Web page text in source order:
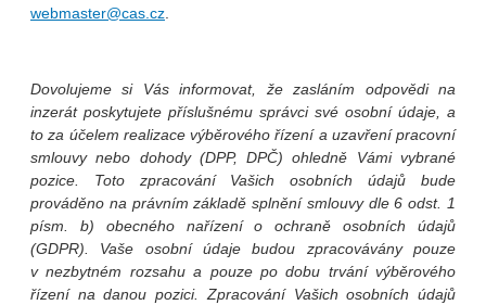
webmaster@cas.cz.
Dovolujeme si Vás informovat, že zasláním odpovědi na
inzerát poskytujete příslušnému správci své osobní údaje, a
to za účelem realizace výběrového řízení a uzavření pracovní
smlouvy nebo dohody (DPP, DPČ) ohledně Vámi vybrané
pozice. Toto zpracování Vašich osobních údajů bude
prováděno na právním základě splnění smlouvy dle 6 odst. 1
písm. b) obecného nařízení o ochraně osobních údajů
(GDPR). Vaše osobní údaje budou zpracovávány pouze
v nezbytném rozsahu a pouze po dobu trvání výběrového
řízení na danou pozici. Zpracování Vašich osobních údajů